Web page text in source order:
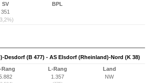
SV
351
BPL
Desdorf (B 477) - AS Elsdorf (Rheinland)-Nord (K 38)
Rang
L-Rang
1.357
Land
NW